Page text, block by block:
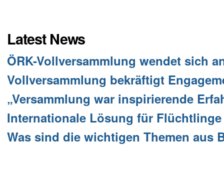
Latest News
ÖRK-Vollversammlung wendet sich
Vollversammlung bekräftigt
„Versammlung war inspirierende
Internationale Lösung für
Was sind die wichtigen Themen aus